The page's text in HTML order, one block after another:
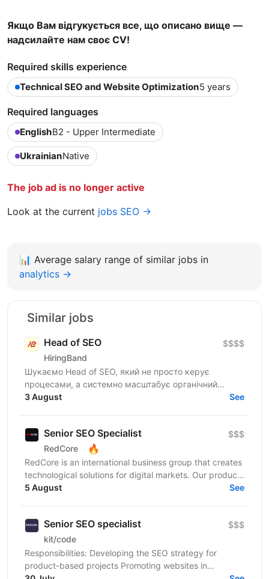
Якщо Вам відгукується все, що описано вище —
надсилайте нам своє CV!
Required skills experience
Technical SEO and Website Optimization5 years
Required languages
EnglishB2 - Upper Intermediate
UkrainianNative
The job ad is no longer active
Look at the current jobs SEO →
📊 Average salary range of similar jobs in
analytics →
Similar jobs
Head of SEO
HiringBand
$$$$
Шукаємо Head of SEO, який не просто керує
процесами, а системно масштабує органічний
трафік і дохід у висококонкурентних нішах. Потрібен
3 August See
Senior SEO Specialist
RedCore 🔥
$$$
RedCore is an international business group that creates
technological solutions for digital markets. Our products
and services cover fintech, marketing,...
5 August See
Senior SEO specialist
kit/code
$$$
Responsibilities: Developing the SEO strategy for
product-based projects Promoting websites in